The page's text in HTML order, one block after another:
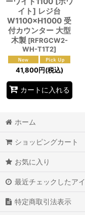
イト] レジ台
W1100×H1000 受
付カウンター 大型
木製 [RFRGCW2-
WH-T1T2]
41,800円(税込)
カートに入れる
ホーム
ショッピングカート
お気に入り
最近チェックしたア
特定商取引法表示